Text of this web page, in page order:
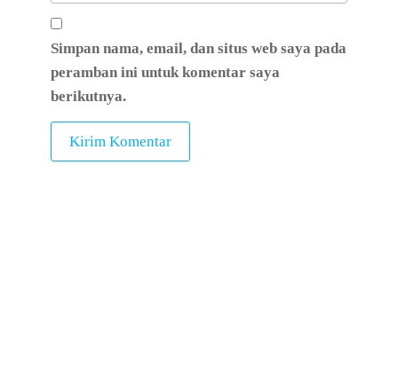
Simpan nama, email, dan situs web saya pada
peramban ini untuk komentar saya
berikutnya.